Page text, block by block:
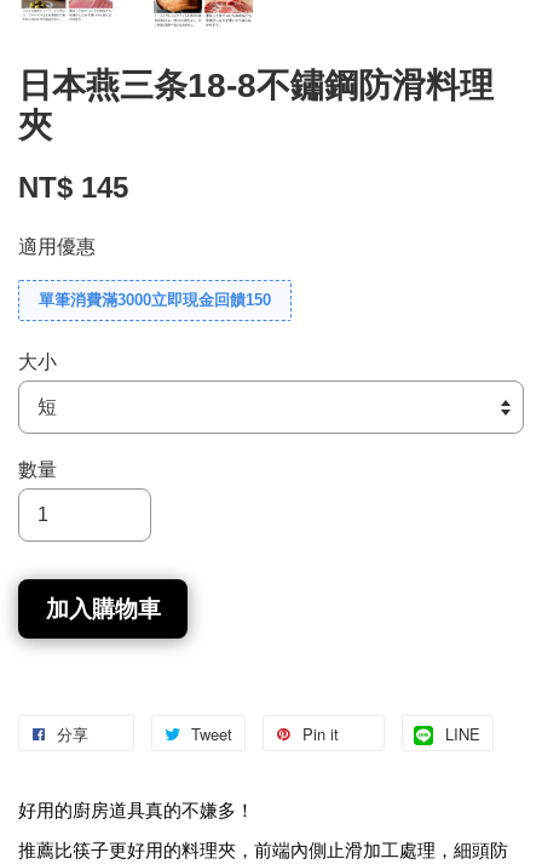
日本燕三条18-8不鏽鋼防滑料理
夾
NT$ 145
適用優惠
單筆消費滿3000立即現金回饋150
大小
數量
加入購物車
分享 Tweet Pin it LINE
好用的廚房道具真的不嫌多！
推薦比筷子更好用的料理夾，前端內側止滑加工處理，細頭防